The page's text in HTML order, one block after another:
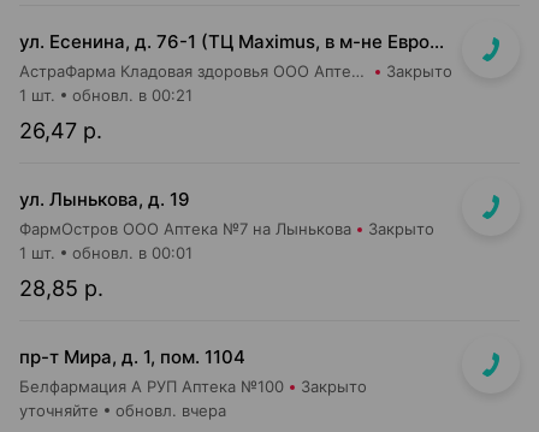
ул. Есенина, д. 76-1 (ТЦ Maximus, в м-не Евроопт Super)
АстраФарма Кладовая здоровья ООО Аптека №9 Закрыто
26,47 р.
1 шт. обновл. в 00:21
ул. Лынькова, д. 19
ФармОстров ООО Аптека №7 на Лынькова Закрыто
28,85 р.
1 шт. обновл. в 00:01
пр-т Мира, д. 1, пом. 1104
Белфармация А РУП Аптека №100 Закрыто
уточняйте обновл. вчера